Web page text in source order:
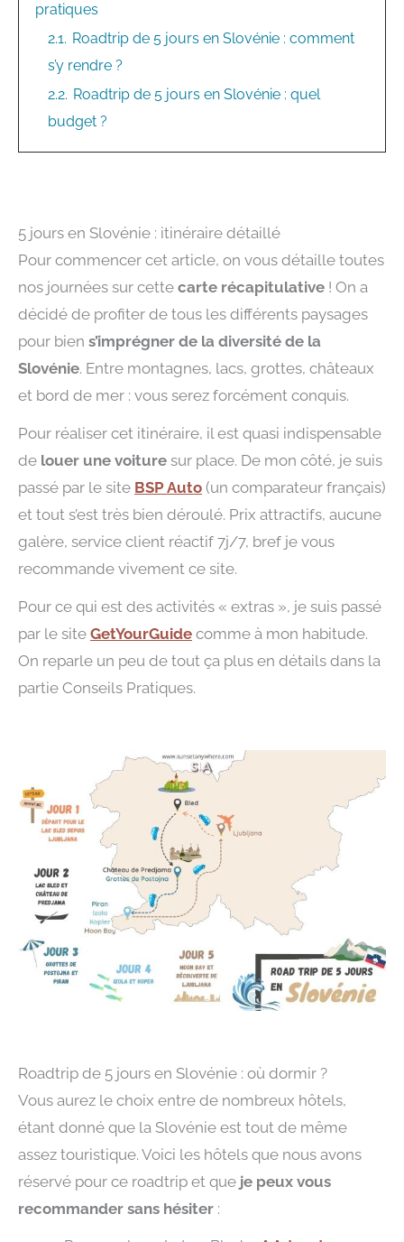
pratiques
2.1. Roadtrip de 5 jours en Slovénie : comment
s’y rendre ?
2.2. Roadtrip de 5 jours en Slovénie : quel
budget ?
5 jours en Slovénie : itinéraire détaillé
Pour commencer cet article, on vous détaille toutes
nos journées sur cette carte récapitulative ! On a
décidé de profiter de tous les différents paysages
pour bien s’imprégner de la diversité de la
Slovénie. Entre montagnes, lacs, grottes, châteaux
et bord de mer : vous serez forcément conquis.
Pour réaliser cet itinéraire, il est quasi indispensable
de louer une voiture sur place. De mon côté, je suis
passé par le site BSP Auto (un comparateur français)
et tout s’est très bien déroulé. Prix attractifs, aucune
galère, service client réactif 7j/7, bref je vous
recommande vivement ce site.
Pour ce qui est des activités « extras », je suis passé
par le site GetYourGuide comme à mon habitude.
On reparle un peu de tout ça plus en détails dans la
partie Conseils Pratiques.
Roadtrip de 5 jours en Slovénie : où dormir ?
Vous aurez le choix entre de nombreux hôtels,
étant donné que la Slovénie est tout de même
assez touristique. Voici les hôtels que nous avons
réservé pour ce roadtrip et que je peux vous
recommander sans hésiter :